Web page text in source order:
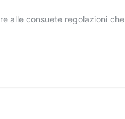
alle consuete regolazioni